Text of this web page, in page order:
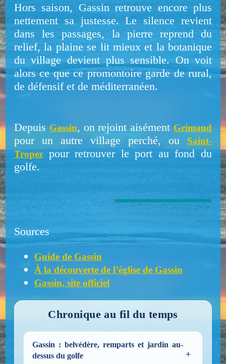
Hors saison, Gassin retrouve encore plus
nettement sa justesse. Le silence revient
dans les passages, la pierre reprend du
relief, la plaine se lit mieux et la botanique
du village devient plus sensible. On voit
alors ce que ce promontoire garde de rural,
de défensif et de méditerranéen.
Depuis Gassin, on rejoint aisément Grimaud
pour un autre village perché, ou
Saint-
Tropezpour retrouver le port au fond du
golfe.
Cogolin
Sources
Guide de Gassin
À la découverte de l’église de Gassin
Gassin, site officiel
Chronique au fil du temps
Gassin : belvédère, remparts et jardin au-
dessus du golfe